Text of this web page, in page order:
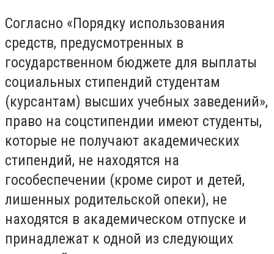
Согласно «Порядку использования
средств, предусмотренных в
государственном бюджете для выплаты
социальных стипендий студентам
(курсантам) высших учебных заведений»,
право на соцстипендии имеют студенты,
которые не получают академических
стипендий, не находятся на
гособеспечении (кроме сирот и детей,
лишенных родительской опеки), не
находятся в академическом отпуске и
принадлежат к одной из следующих